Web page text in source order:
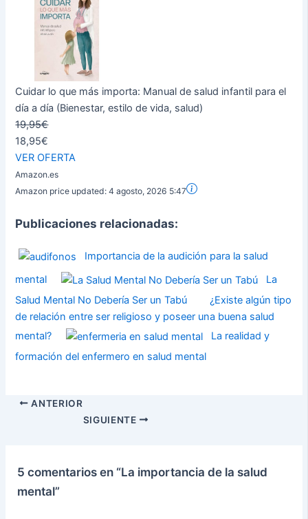
Cuidar lo que más importa: Manual de salud infantil para el
día a día (Bienestar, estilo de vida, salud)
19,95€
18,95€
VER OFERTA
Amazon.es
Amazon price updated:4 agosto, 2026 5:47
Publicaciones relacionadas:
Importancia de la audición para la salud
mental
La
Salud Mental No Debería Ser un Tabú
¿Existe algún tipo
de relación entre ser religioso y poseer una buena salud
mental?
La realidad y
formación del enfermero en salud mental
ANTERIOR
SIGUIENTE
5 comentarios en “La importancia de la salud
mental”